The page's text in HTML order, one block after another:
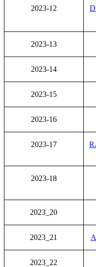
2023-12
2023-13
2023-14
2023-15
2023-16
2023-17
2023-18
2023_20
2023_21
2023_22